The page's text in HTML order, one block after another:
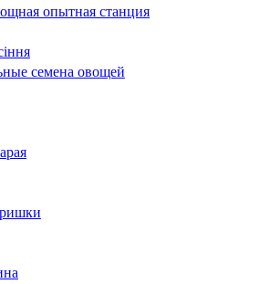
опытная станция
семена овощей